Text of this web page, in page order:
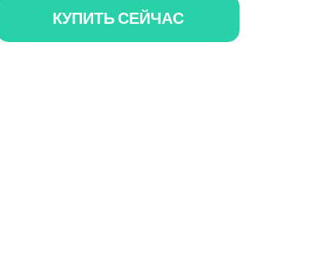
КУПИТЬ СЕЙЧАС